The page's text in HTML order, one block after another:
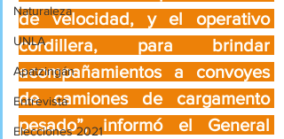
Naturaleza
UNLA
Apatzingán
Entrevista
Elecciones 2021
de velocidad, y el operativo
cordillera, para brindar
acompañamientos a convoyes
de camiones de cargamento
pesado”, informó el General